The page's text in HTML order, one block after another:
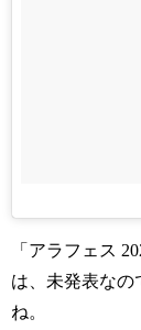
「アラフェス
は、未発表なの
ね。